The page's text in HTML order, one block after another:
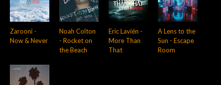
Zarooni -
Now & Never
Noah Colton
- Rocket on
the Beach
Eric Lavién -
More Than
That
A Lens to the
Sun - Escape
Room